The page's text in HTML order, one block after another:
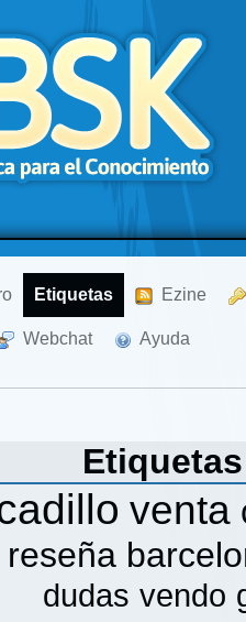
Etiquetas Ezine
Webchat Ayuda
venta
reseña
dudas vendo